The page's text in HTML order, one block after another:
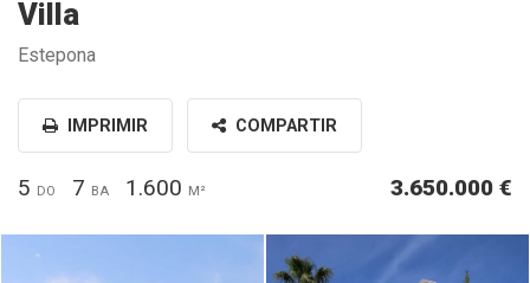
Villa
Estepona
IMPRIMIR COMPARTIR
5 DO 7 BA 1.600 M² 3.650.000 €